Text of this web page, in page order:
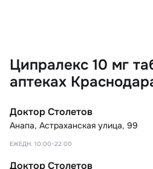
Ципралекс 10 мг
аптеках
Доктор Столетов
Анапа, Астраханская улица, 99
ЕЖЕДН. 10:00-22:00
Доктор Столетов